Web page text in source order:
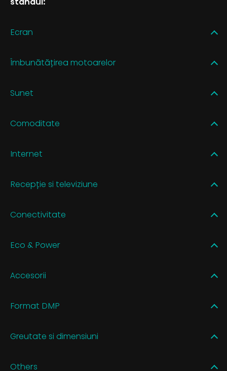
Ecran
Îmbunătățirea motoarelor
Sunet
Comoditate
Internet
Recepție si televiziune
Conectivitate
Eco & Power
Accesorii
Format DMP
Greutate si dimensiuni
Others